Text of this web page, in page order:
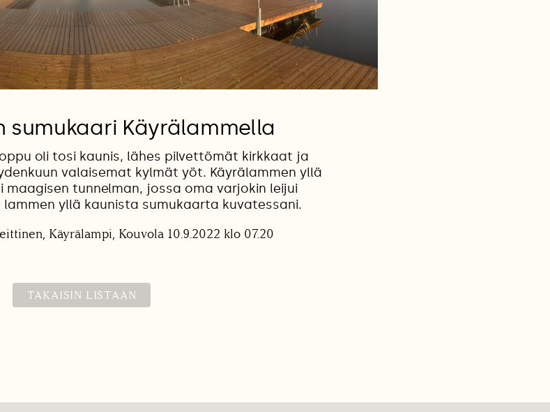
sumukaari Käyrälammella
oli tosi kaunis, lähes pilvettömät kirkkaat ja
valaisemat kylmät yöt. Käyrälammen yllä
maagisen tunnelman, jossa oma varjokin leijui
yllä kaunista sumukaarta kuvatessani.
Käyrälampi, Kouvola 10.9.2022 klo 07.20
TAKAISIN LISTAAN